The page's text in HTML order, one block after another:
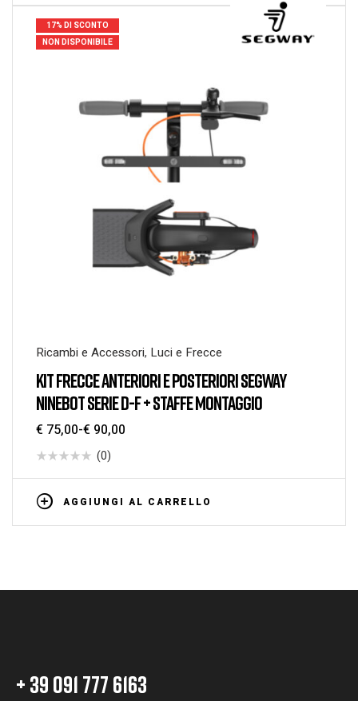
17% DI SCONTO
NON DISPONIBILE
Ricambi e Accessori, Luci e Frecce
KIT FRECCE ANTERIORI E POSTERIORI SEGWAY
NINEBOT SERIE D-F + STAFFE MONTAGGIO
€ 75,00-€ 90,00
(0)
AGGIUNGI AL CARRELLO
+ 39 091 777 6163